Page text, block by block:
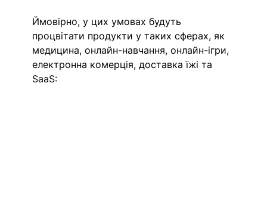
Ймовірно, у цих умовах будуть
процвітати продукти у таких сферах, як
медицина, онлайн-навчання, онлайн-ігри,
електронна комерція, доставка їжі та
SaaS: